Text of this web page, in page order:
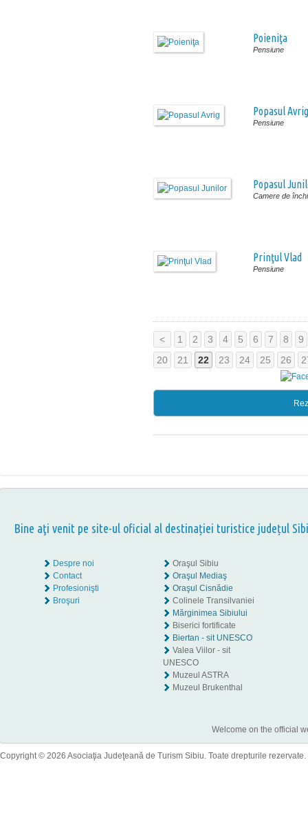
Poieniţa
Pensiune
Popasul Avrig
Pensiune
Popasul
Camere de
Prinţul Vlad
Pensiune
< 1 2 3 4 5 6 7 8
9
20
21 22 23 24 25 26
Bine aţi venit pe site-ul oficial al destinației turistice județul
Despre noi
Contact
Profesionişti
Broşuri
Oraşul Sibiu
Oraşul Mediaş
Oraşul Cisnădie
Colinele Transilvaniei
Mărginimea Sibiului
Biserici fortificate
Biertan - sit UNESCO
Valea Viilor - sit
UNESCO
Muzeul ASTRA
Muzeul Brukenthal
Welcome on the official
Copyright © 2026 Asociaţia Judeţeană de Turism Sibiu. Toate drepturile rezervate.